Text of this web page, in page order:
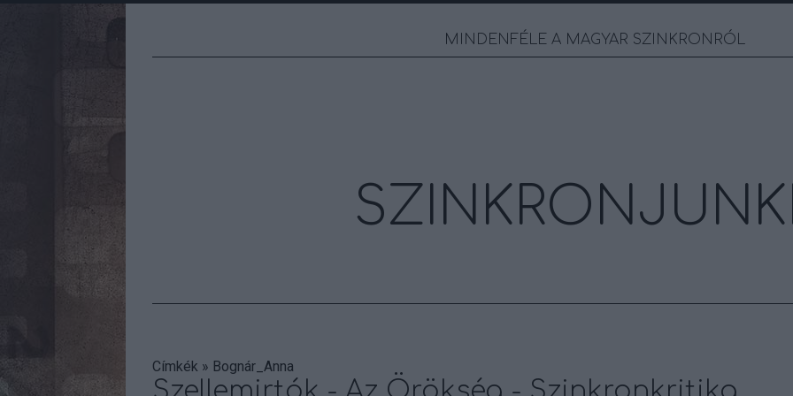
MINDENFÉLE A MAGYAR SZINKRONRÓL
Címkék » Bognár_Anna